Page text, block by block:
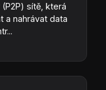
sítě, která
a nahrávat data